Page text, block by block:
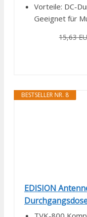
Vorteile: DC-
Geeignet für
15,63
BESTSELLER NR. 8
EDISION